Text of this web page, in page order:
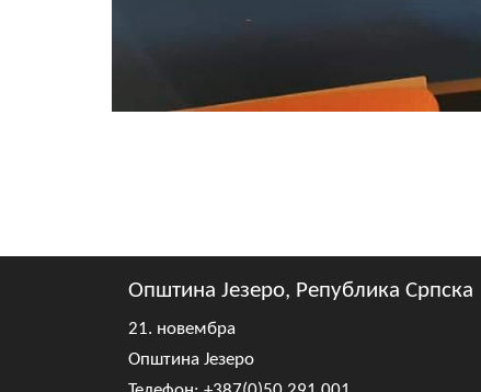
Општина Језеро, Република Српска
21. новембра
Општина Језеро